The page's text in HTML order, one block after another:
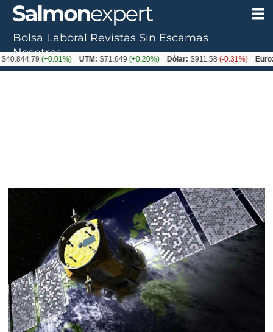
Bolsa Laboral Revistas Sin Escamas
Nosotros
(+0.01%) UTM: $71.649(+0.20%) Dólar: $911,58(-0.31%) Euro: